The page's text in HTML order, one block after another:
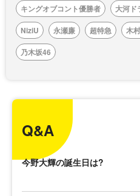
キングオブコント優勝者
大河ド
NiziU
永瀬廉 超特急 木
乃木坂46
Q&A
今野大輝の誕生日は?